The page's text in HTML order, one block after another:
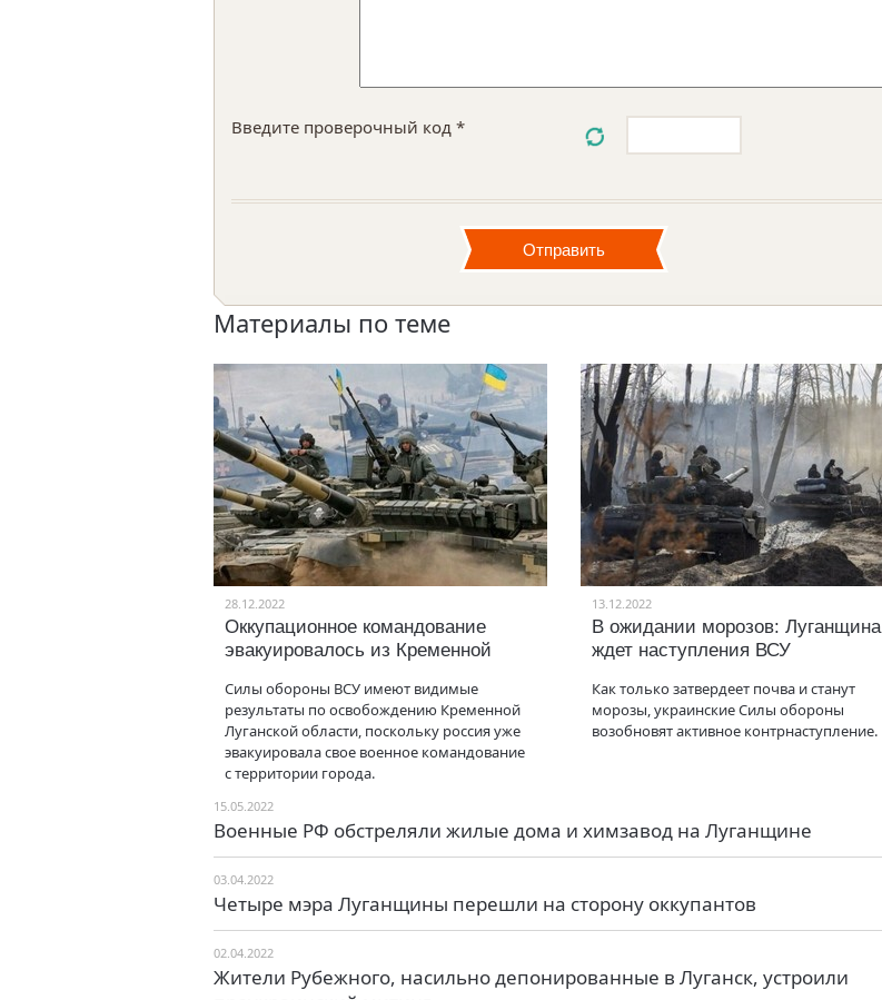
Введите проверочный код *
Материалы по теме
28.12.2022
Оккупационное командование
эвакуировалось из Кременной
Силы обороны ВСУ имеют видимые
результаты по освобождению Кременной
Луганской области, поскольку россия уже
эвакуировала свое военное командование
с территории города.
13.12.2022
В ожидании морозов: Луганщина
ждет наступления ВСУ
Как только затвердеет почва и станут
морозы, украинские Силы обороны
возобновят активное контрнаступление.
15.05.2022
Военные РФ обстреляли жилые дома и химзавод на Луганщине
03.04.2022
Четыре мэра Луганщины перешли на сторону оккупантов
02.04.2022
Жители Рубежного, насильно депонированные в Луганск, устроили